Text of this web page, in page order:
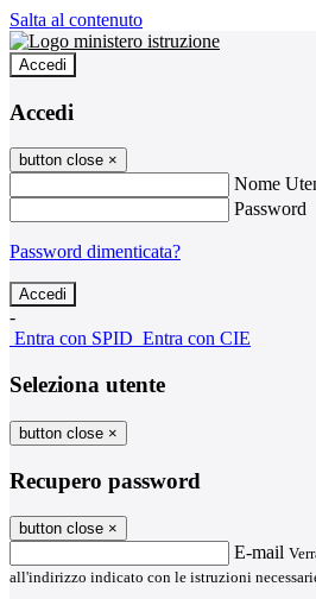
Salta al contenuto
Accedi
Accedi
button close ×
Nome
Password
Password dimenticata?
-
Entra con SPID Entra con CIE
Seleziona utente
button close ×
Recupero password
button close ×
E-mail
all'indirizzo indicato con le istruzioni